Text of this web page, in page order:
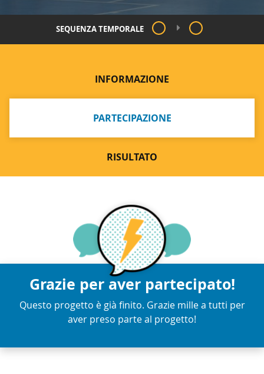
SEQUENZA TEMPORALE
INFORMAZIONE
PARTECIPAZIONE
RISULTATO
Grazie per aver partecipato!
Questo progetto è già finito. Grazie mille a tutti per
aver preso parte al progetto!